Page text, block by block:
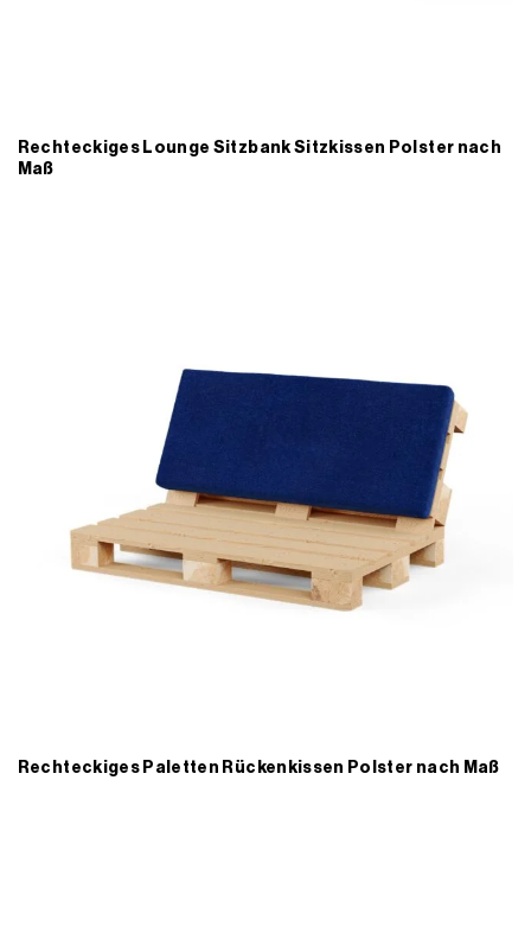
Rechteckiges Lounge Sitzbank Sitzkissen Polster nach
Maß
Rechteckiges Paletten Rückenkissen Polster nach Maß